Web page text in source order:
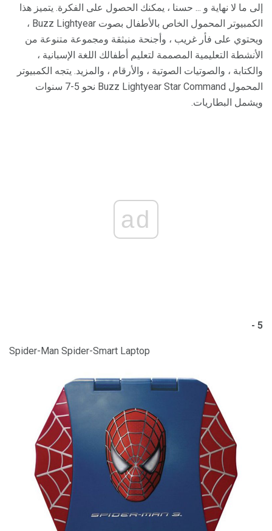
إلى ما لا نهاية و ... حسنا ، يمكنك الحصول على الفكرة. يتميز هذا
الكمبيوتر المحمول الخاص بالأطفال بصوت Buzz Lightyear ،
ويحتوي على فأر غريب ، وأجنحة منبثقة ومجموعة متنوعة من
الأنشطة التعليمية المصممة لتعليم أطفالك اللغة الإسبانية ،
والكتابة ، والصوتيات الصوتية ، والأرقام ، والمزيد. يتجه الكمبيوتر
المحمول Buzz Lightyear Star Command نحو 5-7 سنوات
ويشمل البطاريات.
ad
5 -
Spider-Man Spider-Smart Laptop